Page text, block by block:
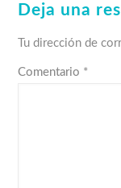
Deja una
Tu dirección de
Comentario *